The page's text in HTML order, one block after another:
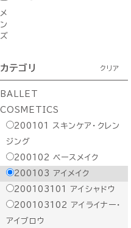
メ
ン
ズ
カテゴリ クリア
BALLET
COSMETICS
200101
スキンケア・クレン
ジング
200102 ベースメイク
200103 アイメイク
200103101
アイシャドウ
200103102 アイライナー・
アイブロウ